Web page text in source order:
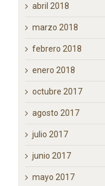
abril 2018
marzo 2018
febrero 2018
enero 2018
octubre 2017
agosto 2017
julio 2017
junio 2017
mayo 2017